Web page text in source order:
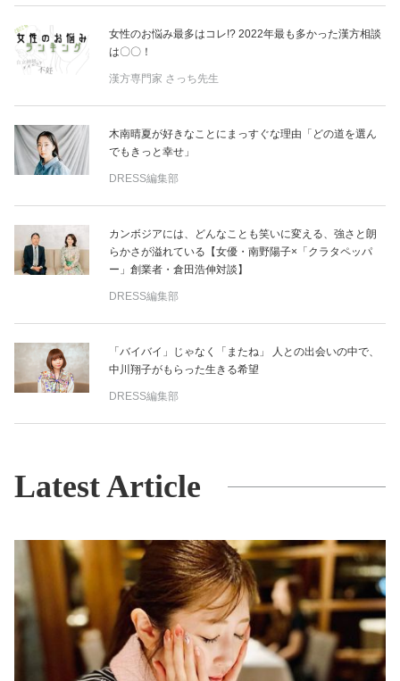
女性のお悩み最多はコレ!? 2022年最も多かった漢方相談
は〇〇！
漢方専門家 さっち先生
木南晴夏が好きなことにまっすぐな理由「どの道を選ん
でもきっと幸せ」
DRESS編集部
カンボジアには、どんなことも笑いに変える、強さと朗
らかさが溢れている【女優・南野陽子×「クラタペッパ
ー」創業者・倉田浩伸対談】
DRESS編集部
「バイバイ」じゃなく「またね」 人との出会いの中で、
中川翔子がもらった生きる希望
DRESS編集部
Latest Article